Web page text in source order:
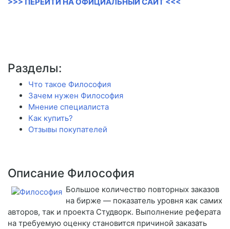
Разделы:
Что такое Философия
Зачем нужен Философия
Мнение специалиста
Как купить?
Отзывы покупателей
Описание Философия
Большое количество повторных заказов
на бирже — показатель уровня как самих
авторов, так и проекта Студворк. Выполнение реферата
на требуемую оценку становится причиной заказать